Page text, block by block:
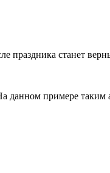
праздника станет
данном примере таким